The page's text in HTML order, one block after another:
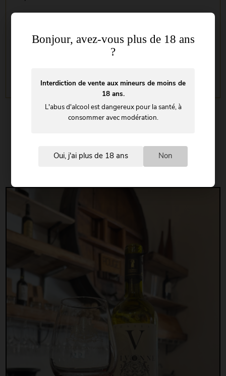
soient traitées parLA VIVONNEdans le cadre de ma demande de
contact et de la relation commerciale qui peut en découler.En
savoir plus en consultant notre politique de confidentialité.
Venezdécouvrir
Bonjour, avez-vous plus de 18 ans
?
Interdiction de vente aux mineurs de moins de
18 ans.
L'abus d'alcool est dangereux pour la santé, à
consommer avec modération.
Oui, j'ai plus de 18 ans Non